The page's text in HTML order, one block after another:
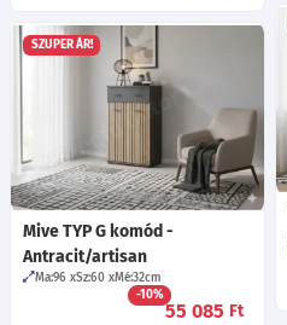
SZUPER ÁR!
Mive TYP G komód -
Antracit/artisan
Ma:96 Sz:60 Mé:32cm
-10%
55 085 Ft